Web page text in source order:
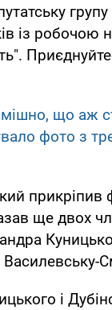
групу
із робочою
що аж
фото з
прикріпив
ще двох
Василевську-
і